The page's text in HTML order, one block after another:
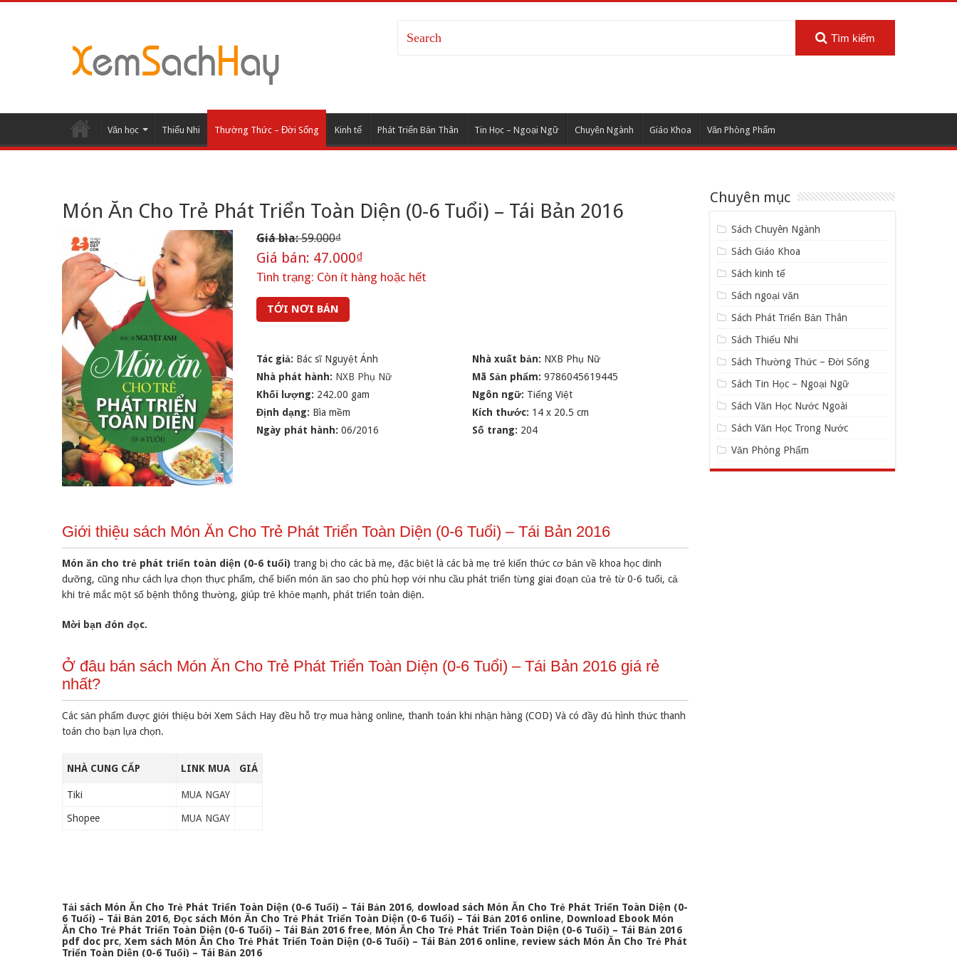
Tìm kiếm
Văn học Thiếu Nhi Thường Thức – Đời Sống Kinh tế Phát Triển Bản Thân Tin Học – Ngoại Ngữ Chuyên Ngành Giáo Khoa Văn Phòng Phẩm
Món Ăn Cho Trẻ Phát Triển Toàn Diện (0-6 Tuổi) – Tái Bản 2016
Giá bìa:59.000₫
Giá bán: 47.000₫
Tình trạng: Còn ít hàng hoặc hết
TỚI NƠI BÁN
Tác giả: Bác sĩ Nguyệt Ánh Nhà xuất bản: NXB Phụ Nữ
Nhà phát hành: NXB Phụ Nữ Mã Sản phẩm:9786045619445
Khối lượng: 242.00 gam Ngôn ngữ: Tiếng Việt
Định dạng: Bìa mềm Kích thước: 14 x 20.5 cm
Ngày phát hành: 06/2016 Số trang: 204
Giới thiệu sách Món Ăn Cho Trẻ Phát Triển Toàn Diện (0-6 Tuổi) – Tái Bản 2016
Món ăn cho trẻ phát triển toàn diện (0-6 tuổi) trang bị cho các bà mẹ, đặc biệt là các bà mẹ trẻ kiến thức cơ bản về khoa học dinh
dưỡng, cũng như cách lựa chọn thực phẩm, chế biến món ăn sao cho phù hợp với nhu cầu phát triển từng giai đoạn của trẻ từ 0-6 tuổi, cả
khi trẻ mắc một số bệnh thông thường, giúp trẻ khỏe mạnh, phát triển toàn diện.
Mời bạn đón đọc.
Ở đâu bán sách Món Ăn Cho Trẻ Phát Triển Toàn Diện (0-6 Tuổi) – Tái Bản 2016 giá rẻ
nhất?
Các sản phẩm được giới thiệu bởi Xem Sách Hay đều hỗ trợ mua hàng online, thanh toán khi nhận hàng (COD) Và có đầy đủ hình thức thanh
toán cho bạn lựa chọn.
NHÀ CUNG CẤP LINK MUA GIÁ
Tiki MUA NGAY
Shopee MUA NGAY
Tải sách Món Ăn Cho Trẻ Phát Triển Toàn Diện (0-6 Tuổi) – Tái Bản 2016, dowload sách Món Ăn Cho Trẻ Phát Triển Toàn Diện (0-
6 Tuổi) – Tái Bản 2016, Đọc sách Món Ăn Cho Trẻ Phát Triển Toàn Diện (0-6 Tuổi) – Tái Bản 2016 online, Download Ebook Món
Ăn Cho Trẻ Phát Triển Toàn Diện (0-6 Tuổi) – Tái Bản 2016 free, Món Ăn Cho Trẻ Phát Triển Toàn Diện (0-6 Tuổi) – Tái Bản 2016
pdf doc prc, Xem sách Món Ăn Cho Trẻ Phát Triển Toàn Diện (0-6 Tuổi) – Tái Bản 2016 online, review sách Món Ăn Cho Trẻ Phát
Triển Toàn Diện (0-6 Tuổi) – Tái Bản 2016
Chuyên mục
Sách Chuyên Ngành
Sách Giáo Khoa
Sách kinh tế
Sách ngoại văn
Sách Phát Triển Bản Thân
Sách Thiếu Nhi
Sách Thường Thức – Đời Sống
Sách Tin Học – Ngoại Ngữ
Sách Văn Học Nước Ngoài
Sách Văn Học Trong Nước
Văn Phòng Phẩm